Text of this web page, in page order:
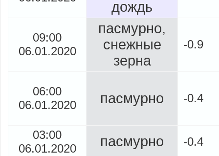
дождь
09:00
06.01.2020
пасмурно,
снежные
зерна
-0.9
06:00
06.01.2020
пасмурно -0.4
03:00
06.01.2020
пасмурно
-0.4